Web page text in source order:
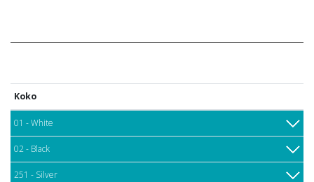
Koko
01 - White
02 - Black
251 - Silver